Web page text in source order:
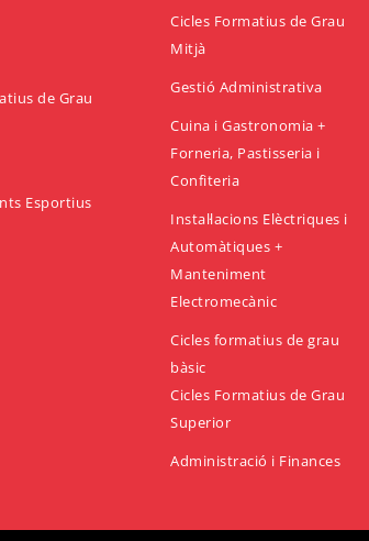
de Grau
Esportius
Cicles Formatius de Grau
Mitjà
Gestió Administrativa
Cuina i Gastronomia +
Forneria, Pastisseria i
Confiteria
Instal·lacions Elèctriques i
Automàtiques +
Manteniment
Electromecànic
Cicles formatius de grau
bàsic
Cicles Formatius de Grau
Superior
Administració i Finances